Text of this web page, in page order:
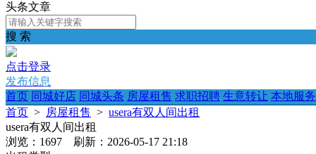
头条文章
搜 索
点击登录
发布信息
首页 同城好店 同城头条 房屋租售 求职招聘 生意转让 本地服务
首页 > 房屋租售 > usera有双人间出租
usera有双人间出租
浏览：1697 刷新：2026-05-17 21:18